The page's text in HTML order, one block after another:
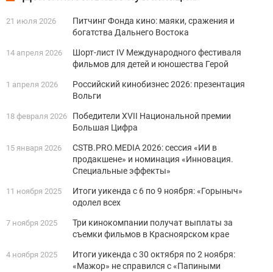
21 июля 2026
Питчинг Фонда кино: маяки, сражения и
богатства Дальнего Востока
14 апреля 2026
Шорт-лист IV Международного фестиваля
фильмов для детей и юношества Герой
1 апреля 2026
Российский кинобизнес 2026: презентация
Вольги
18 февраля 2026
Победители XVII Национальной премии
Большая Цифра
15 января 2026
CSTB.PRO.MEDIA 2026: сессия «ИИ в
продакшене» и номинация «Инновация.
Специальные эффекты»
11 ноября 2025
Итоги уикенда с 6 по 9 ноября: «Горыныч»
одолел всех
7 ноября 2025
Три кинокомпании получат выплаты за
съемки фильмов в Красноярском крае
4 ноября 2025
Итоги уикенда с 30 октября по 2 ноября:
«Мажор» не справился с «Папиными